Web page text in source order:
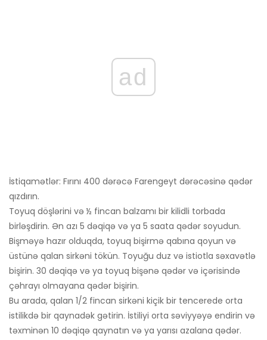
ad
İstiqamətlər: Fırını 400 dərəcə Farengeyt dərəcəsinə qədər
qızdırın.
Toyuq döşlərini və ½ fincan balzamı bir kilidli torbada
birləşdirin. Ən azı 5 dəqiqə və ya 5 saata qədər soyudun.
Bişməyə hazır olduqda, toyuq bişirmə qabına qoyun və
üstünə qalan sirkəni tökün. Toyuğu duz və istiotla səxavətlə
bişirin. 30 dəqiqə və ya toyuq bişənə qədər və içərisində
çəhrayı olmayana qədər bişirin.
Bu arada, qalan 1/2 fincan sirkəni kiçik bir tencerede orta
istilikdə bir qaynadək gətirin. İstiliyi orta səviyyəyə endirin və
təxminən 10 dəqiqə qaynatın və ya yarısı azalana qədər.